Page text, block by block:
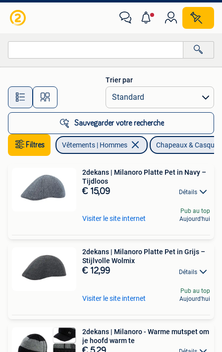
Toutes les distances…
Trier par
Sauvegarder votre recherche
Filtres Vêtements | Hommes Chapeaux &
2dekans | Milanoro Platte Pet in Navy –
Tijdloos
€ 15,09 Détails
Visiter le site internet
Pub au top
Aujourd'hui
2dekans | Milanoro Platte Pet in Grijs –
Stijlvolle Wolmix
€ 12,99 Détails
Visiter le site internet
Pub au top
Aujourd'hui
2dekans | Milanoro - Warme mutspet om
je hoofd warm te